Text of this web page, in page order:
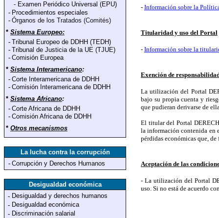
- Examen Periódico Universal (EPU)
- Procedimientos especiales
- Órganos de los Tratados (Comités)
* Sistema Europeo:
- Tribunal Europeo de DDHH (TEDH)
- Tribunal de Justicia de la UE (TJUE)
- Comisión Europea
* Sistema Interamericano:
- Corte Interamericana de DDHH
- Comisión Interamericana de DDHH
* Sistema Africano:
- Corte Africana de DDHH
- Comisión Africana de DDHH
* Otros mecanismos
La lucha contra la corrupción
- Corrupción y Derechos Humanos
Desigualdad económica
- Desigualdad y derechos humanos
- Desigualdad económica
- Discriminación salarial
- Información sobre la
Titularidad y uso del Portal
- Información sobre la
Exención de
La utilización del Portal
bajo su propia cuenta y
que pudieran derivarse de
El titular del Portal
la información contenida en
pérdidas económicas que,
Aceptación de las
- La utilización del Portal
uso. Si no está de acuerdo